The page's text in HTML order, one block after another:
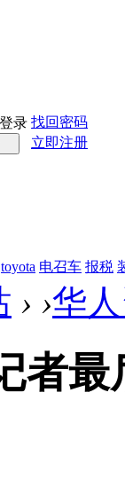
录 找回密码
立即注册
toyota 电召车 报税
› ›华
者